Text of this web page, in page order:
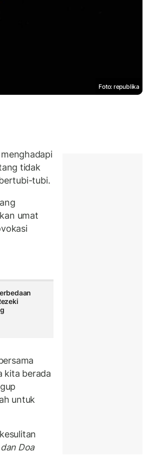
Foto: republika
menghadapi
tidak
tubi.
umat
kita berada
untuk
Doa